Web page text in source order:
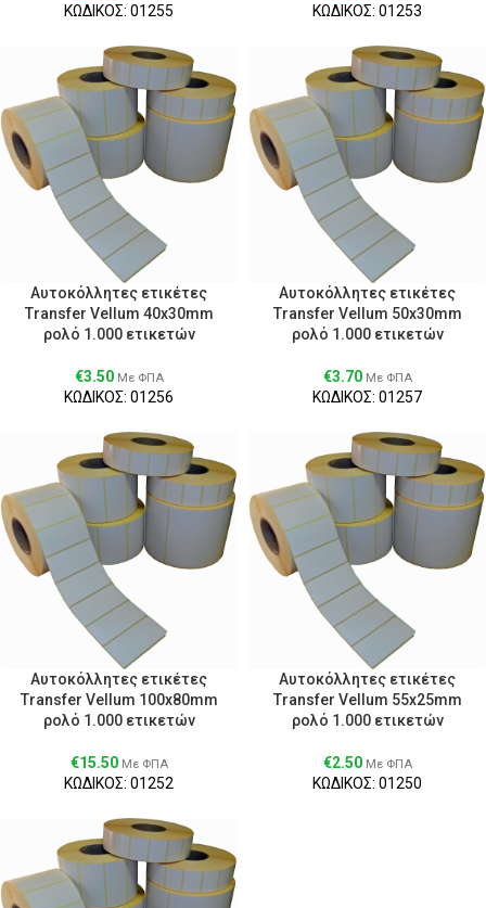
ΚΩΔΙΚΟΣ: 01255 ΚΩΔΙΚΟΣ: 01253
Αυτοκόλλητες ετικέτες
Transfer Vellum 40x30mm
ρολό 1.000 ετικετών
€3.50 Με ΦΠΑ
ΚΩΔΙΚΟΣ: 01256
Αυτοκόλλητες ετικέτες
Transfer Vellum 50x30mm
ρολό 1.000 ετικετών
€3.70 Με ΦΠΑ
ΚΩΔΙΚΟΣ: 01257
Αυτοκόλλητες ετικέτες
Transfer Vellum 100x80mm
ρολό 1.000 ετικετών
€15.50 Με ΦΠΑ
ΚΩΔΙΚΟΣ: 01252
Αυτοκόλλητες ετικέτες
Transfer Vellum 55x25mm
ρολό 1.000 ετικετών
€2.50 Με ΦΠΑ
ΚΩΔΙΚΟΣ: 01250